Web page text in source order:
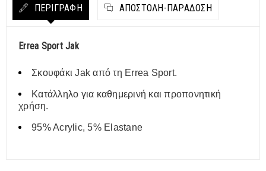
ΠΕΡΙΓΡΑΦΗ ΑΠΟΣΤΟΛΗ-ΠΑΡΑΔΟΣΗ
Errea Sport Jak
Σκουφάκι Jak από τη Errea Sport.
Κατάλληλο για καθημερινή και προπονητική
χρήση.
95% Acrylic, 5% Elastane